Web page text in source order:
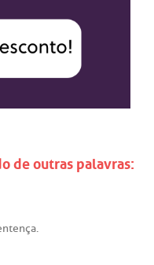
de outras palavras:
.